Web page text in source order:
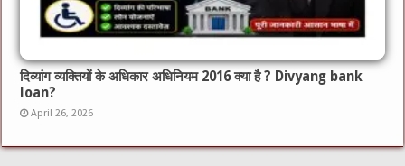
दिव्यांग व्यक्तियों के अधिकार अधिनियम 2016 क्या है ? Divyang bank
loan?
April 26, 2026